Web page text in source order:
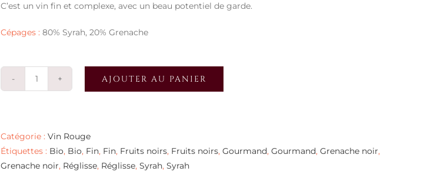
C’est un vin fin et complexe, avec un beau potentiel de garde.
Cépages : 80% Syrah, 20% Grenache
quantité
AJOUTER AU PANIER
Catégorie : Vin Rouge
Étiquettes : Bio, Bio, Fin, Fin, Fruits noirs, Fruits noirs, Gourmand, Gourmand, Grenache noir,
Grenache noir, Réglisse, Réglisse, Syrah, Syrah